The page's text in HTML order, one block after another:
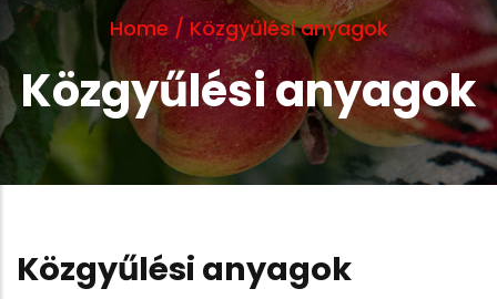
Home / Közgyűlési anyagok
Közgyűlési anyagok
Közgyűlési anyagok